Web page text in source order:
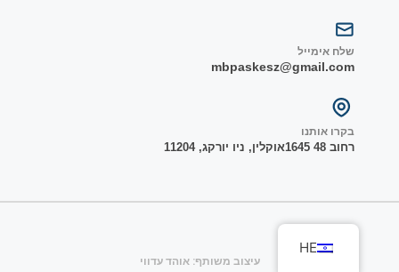
שלח אימייל
mbpaskesz@gmail.com
בקרו אותנו
רחוב 48 1645 אוקלין, ניו יורקג, 11204
עיצוב משותף: אוהד עדווי
HE